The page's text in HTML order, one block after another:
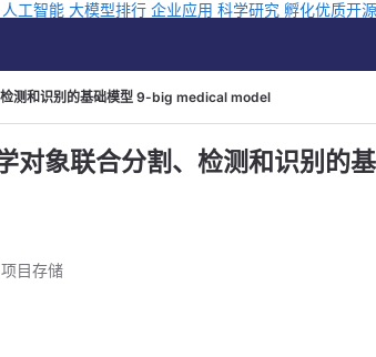
人工智能 大模型排行 企业应用 科学研究 孵化优质开
测和识别的基础模型 9-big medical model
对象联合分割、检测和识别
项目存储